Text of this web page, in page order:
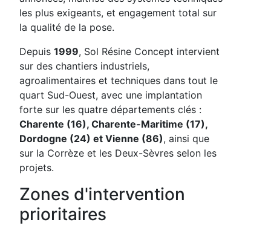
les plus exigeants, et engagement total sur
la qualité de la pose.
Depuis 1999, Sol Résine Concept intervient
sur des chantiers industriels,
agroalimentaires et techniques dans tout le
quart Sud-Ouest, avec une implantation
forte sur les quatre départements clés :
Charente (16), Charente-Maritime (17),
Dordogne (24) et Vienne (86), ainsi que
sur la Corrèze et les Deux-Sèvres selon les
projets.
Zones d'intervention
prioritaires